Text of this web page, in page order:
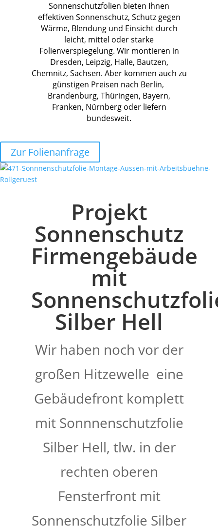
Sonnenschutzfolien bieten Ihnen
effektiven Sonnenschutz, Schutz gegen
Wärme, Blendung und Einsicht durch
leicht, mittel oder starke
Folienverspiegelung. Wir montieren in
Dresden, Leipzig, Halle, Bautzen,
Chemnitz, Sachsen. Aber kommen auch zu
günstigen Preisen nach Berlin,
Brandenburg, Thüringen, Bayern,
Franken, Nürnberg oder liefern
bundesweit.
Zur Folienanfrage
Projekt
Sonnenschutz
Firmengebäude
mit
Silber Hell
Wir haben noch vor der
großen Hitzewelle eine
Gebäudefront komplett
mit Sonnnenschutzfolie
Silber Hell, tlw. in der
rechten oberen
Fensterfront mit
Sonnenschutzfolie Silber